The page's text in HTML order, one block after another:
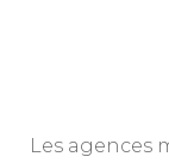
Les agences